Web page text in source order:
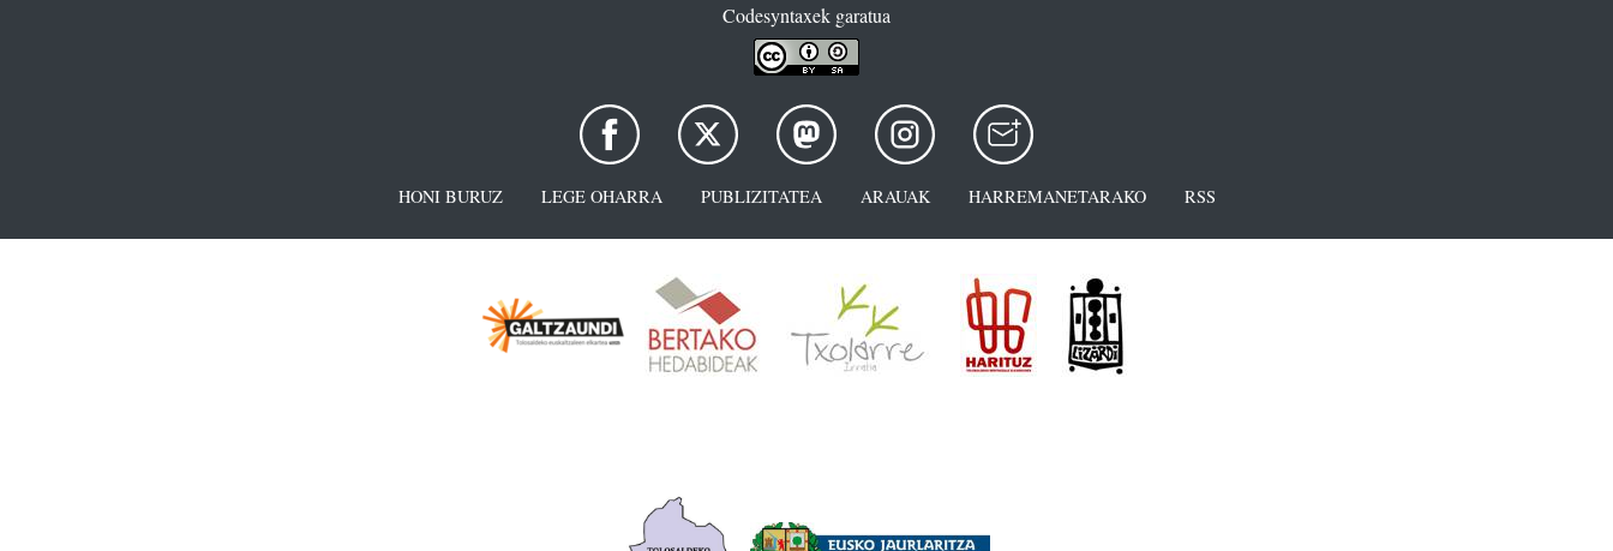
Codesyntaxek garatua
HONI BURUZ LEGE OHARRA PUBLIZITATEA ARAUAK HARREMANETARAKO RSS